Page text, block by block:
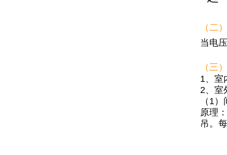
（二
当电
（三
1、室
2、室
（1
原理
吊。